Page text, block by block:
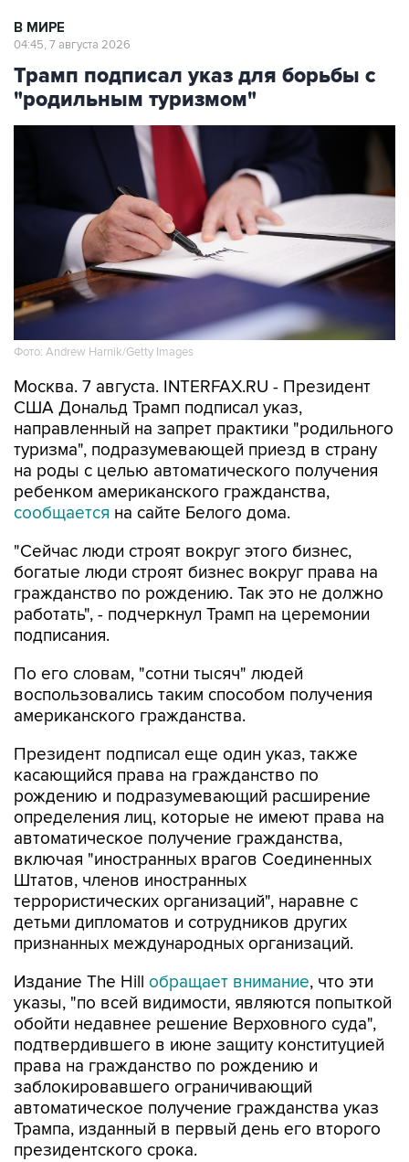
В МИРЕ
04:45, 7 августа 2026
Трамп подписал указ для борьбы с
"родильным туризмом"
Фото: Andrew Harnik/Getty Images
Москва. 7 августа. INTERFAX.RU - Президент
США Дональд Трамп подписал указ,
направленный на запрет практики "родильного
туризма", подразумевающей приезд в страну
на роды с целью автоматического получения
ребенком американского гражданства,
сообщается на сайте Белого дома.
"Сейчас люди строят вокруг этого бизнес,
богатые люди строят бизнес вокруг права на
гражданство по рождению. Так это не должно
работать", - подчеркнул Трамп на церемонии
подписания.
По его словам, "сотни тысяч" людей
воспользовались таким способом получения
американского гражданства.
Президент подписал еще один указ, также
касающийся права на гражданство по
рождению и подразумевающий расширение
определения лиц, которые не имеют права на
автоматическое получение гражданства,
включая "иностранных врагов Соединенных
Штатов, членов иностранных
террористических организаций", наравне с
детьми дипломатов и сотрудников других
признанных международных организаций.
Издание The Hill обращает внимание, что эти
указы, "по всей видимости, являются попыткой
обойти недавнее решение Верховного суда",
подтвердившего в июне защиту конституцией
права на гражданство по рождению и
заблокировавшего ограничивающий
автоматическое получение гражданства указ
Трампа, изданный в первый день его второго
президентского срока.